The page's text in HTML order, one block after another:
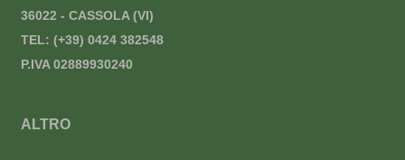
36022 - CASSOLA (VI)
TEL: (+39) 0424 382548
P.IVA 02889930240
ALTRO